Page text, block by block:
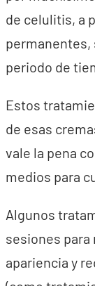
de celulitis, a
permanentes,
periodo de
Estos
de esas
vale la pena
medios para
Algunos
sesiones
apariencia y